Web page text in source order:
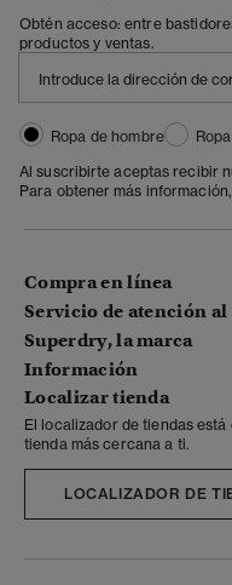
Obtén acceso: entre
productos y ventas.
Ropa de hombre
Al suscribirte aceptas recibir
Para obtener más
Compra en línea
Servicio de atención
Superdry, la marca
Información
Localizar tienda
El localizador de tiendas
tienda más cercana a ti.
LOCALIZADOR DE